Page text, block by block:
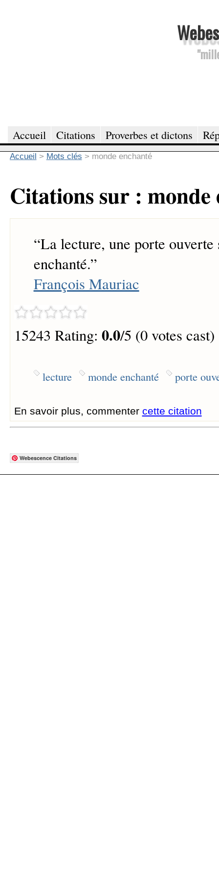
Accueil Citations Proverbes et dictons
Accueil > Mots clés > monde enchanté
Citations sur : monde
“La lecture, une porte ouverte
enchanté.”
François Mauriac
15243 Rating: 0.0/5 (0 votes cast)
lecture monde enchanté porte
En savoir plus, commenter cette citation
Webescence Citations